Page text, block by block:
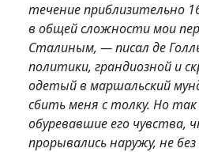
течение приблизительно
в общей сложности мои
Сталиным, — писал де
политики, грандиозной и
одетый в маршальский
сбить меня с толку. Но
обуревавшие его чувства,
прорывались наружу, не